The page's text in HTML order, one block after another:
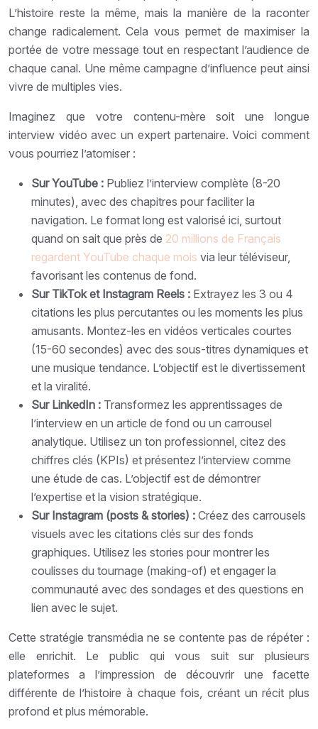
L’histoire reste la même, mais la manière de la raconter
change radicalement. Cela vous permet de maximiser la
portée de votre message tout en respectant l’audience de
chaque canal. Une même campagne d’influence peut ainsi
vivre de multiples vies.
Imaginez que votre contenu-mère soit une longue
interview vidéo avec un expert partenaire. Voici comment
vous pourriez l’atomiser :
Sur YouTube : Publiez l’interview complète (8-20
minutes), avec des chapitres pour faciliter la
navigation. Le format long est valorisé ici, surtout
quand on sait que près de 20 millions de Français
regardent YouTube chaque mois via leur téléviseur,
favorisant les contenus de fond.
Sur TikTok et Instagram Reels : Extrayez les 3 ou 4
citations les plus percutantes ou les moments les plus
amusants. Montez-les en vidéos verticales courtes
(15-60 secondes) avec des sous-titres dynamiques et
une musique tendance. L’objectif est le divertissement
et la viralité.
Sur LinkedIn : Transformez les apprentissages de
l’interview en un article de fond ou un carrousel
analytique. Utilisez un ton professionnel, citez des
chiffres clés (KPIs) et présentez l’interview comme
une étude de cas. L’objectif est de démontrer
l’expertise et la vision stratégique.
Sur Instagram (posts & stories) : Créez des carrousels
visuels avec les citations clés sur des fonds
graphiques. Utilisez les stories pour montrer les
coulisses du tournage (making-of) et engager la
communauté avec des sondages et des questions en
lien avec le sujet.
Cette stratégie transmédia ne se contente pas de répéter :
elle enrichit. Le public qui vous suit sur plusieurs
plateformes a l’impression de découvrir une facette
différente de l’histoire à chaque fois, créant un récit plus
profond et plus mémorable.